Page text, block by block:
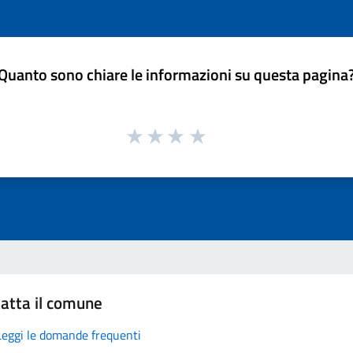
sono chiare le informazioni su questa
il comune
le domande frequenti